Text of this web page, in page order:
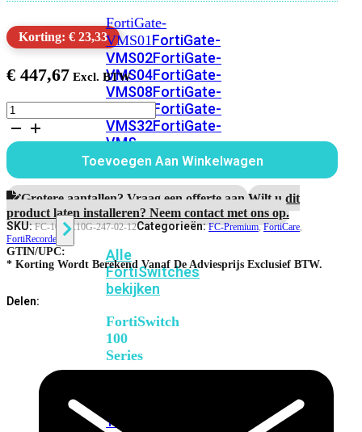
FortiGate-
VMS01FortiGate-
VMS02FortiGate-
VMS04FortiGate-
VMS08FortiGate-
FortiGate-
VMS32FortiGate-
VMS
Unlimited
Switch
Alle
FortiSwitches
bekijken
FortiSwitch
100
Series
108F-
Korting: € 23,33
€ 447,67
FortiRecorder-
100G
Jaar
FortiCare
Premium
Support
aantal
Toevoegen Aan Winkelwagen
Grotere aantallen? Vraag een offerte aan.Wilt u dit
product laten installeren? Neem contact met ons op.
SKU:FC-10-FK10G-247-02-12Categorieën:FC-Premium,FortiCare,
FortiRecorder
GTIN/UPC:
* Korting Wordt Berekend Vanaf De Adviesprijs Exclusief BTW.
Delen: